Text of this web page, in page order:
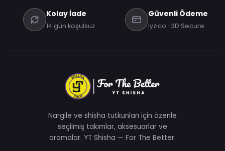
Kolay İade
14 gün koşulsuz
Güvenli Ödeme
iyzico · 3D Secure
Nargile ve shisha tutkunları için özenle
seçilmiş takımlar, aksesuarlar ve
aromalar. YT Shisha — For The Better.